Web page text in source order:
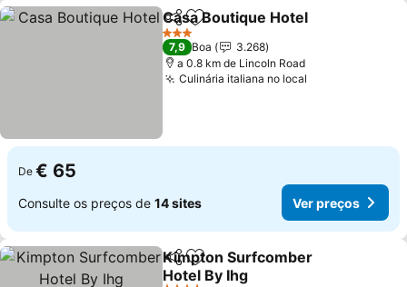
PartilharAdicionar aos favoritos
Casa Boutique Hotel
3 Estrelas
7,9 Boa
3.268
a 0.8 km de Lincoln Road
Culinária italiana no local
De € 65
Consulte os preços de 14 sites Ver preços
PartilharAdicionar aos favoritos
Kimpton Surfcomber
Hotel By Ihg